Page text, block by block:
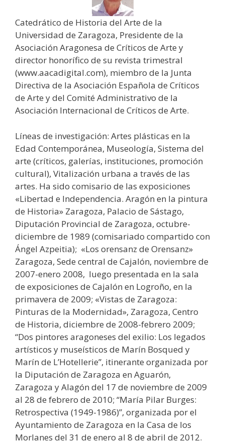
Catedrático de Historia del Arte de la
Universidad de Zaragoza, Presidente de la
Asociación Aragonesa de Críticos de Arte y
director honorífico de su revista trimestral
(www.aacadigital.com), miembro de la Junta
Directiva de la Asociación Española de Críticos
de Arte y del Comité Administrativo de la
Asociación Internacional de Críticos de Arte.
Líneas de investigación: Artes plásticas en la
Edad Contemporánea, Museología, Sistema del
arte (críticos, galerías, instituciones, promoción
cultural), Vitalización urbana a través de las
artes. Ha sido comisario de las exposiciones
«Libertad e Independencia. Aragón en la pintura
de Historia» Zaragoza, Palacio de Sástago,
Diputación Provincial de Zaragoza, octubre-
diciembre de 1989 (comisariado compartido con
Ángel Azpeitia); «Los orensanz de Orensanz»
Zaragoza, Sede central de Cajalón, noviembre de
2007-enero 2008, luego presentada en la sala
de exposiciones de Cajalón en Logroño, en la
primavera de 2009; «Vistas de Zaragoza:
Pinturas de la Modernidad», Zaragoza, Centro
de Historia, diciembre de 2008-febrero 2009;
“Dos pintores aragoneses del exilio: Los legados
artísticos y museísticos de Marín Bosqued y
Marín de L’Hotellerie”, itinerante organizada por
la Diputación de Zaragoza en Aguarón,
Zaragoza y Alagón del 17 de noviembre de 2009
al 28 de febrero de 2010; “María Pilar Burges:
Retrospectiva (1949-1986)”, organizada por el
Ayuntamiento de Zaragoza en la Casa de los
Morlanes del 31 de enero al 8 de abril de 2012.